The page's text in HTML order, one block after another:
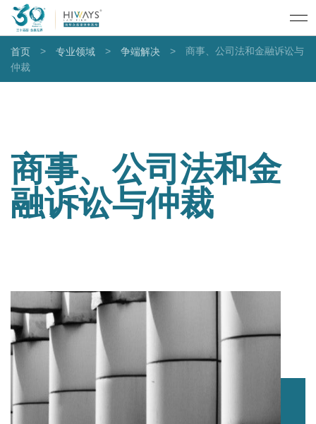
首页 > 专业领域 > 争端解决 >
商事、公司法和金融诉讼与
仲裁
商事、公司法和金
融诉讼与仲裁